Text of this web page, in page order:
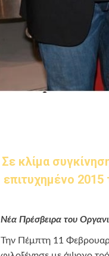
Σε κλίμα
επιτυχημένο
Νέα Πρέσβειρα του
Την Πέμπτη 11